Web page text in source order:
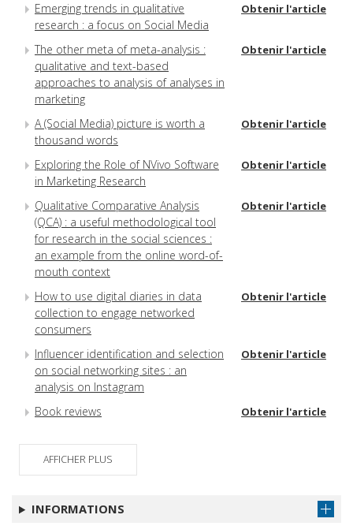
Emerging trends in qualitative
research : a focus on Social Media
Obtenir l'article
The other meta of meta-analysis :
qualitative and text-based
approaches to analysis of analyses in
marketing
Obtenir l'article
A (Social Media) picture is worth a
thousand words
Obtenir l'article
Exploring the Role of NVivo Software
in Marketing Research
Obtenir l'article
Qualitative Comparative Analysis
(QCA) : a useful methodological tool
for research in the social sciences :
an example from the online word-of-
mouth context
Obtenir l'article
How to use digital diaries in data
collection to engage networked
consumers
Obtenir l'article
Influencer identification and selection
on social networking sites : an
analysis on Instagram
Obtenir l'article
Book reviews Obtenir l'article
AFFICHER PLUS
INFORMATIONS